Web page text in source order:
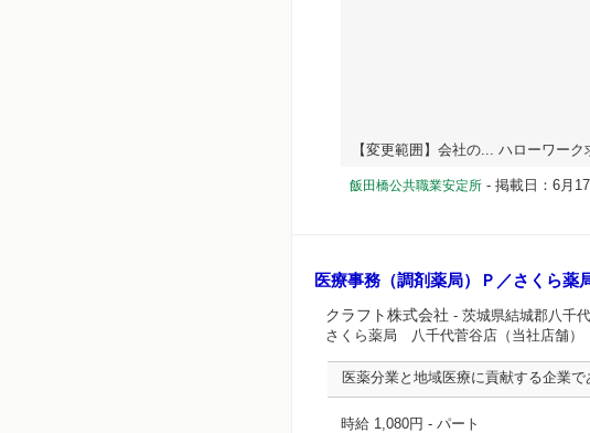
【変更範囲】会社の... ハローワー
飯田橋公共職業安定所 - 掲載日：6月17
医療事務（調剤薬局）Ｐ／さくら
クラフト株式会社 - 茨城県結城郡八千
さくら薬局 八千代菅谷店（当社店舗）
医薬分業と地域医療に貢献する企業で
時給 1,080円 - パート